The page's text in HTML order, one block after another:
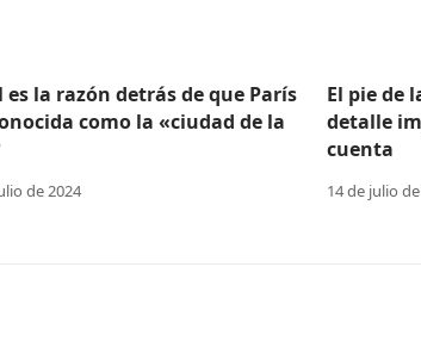
es la razón detrás de que París
como la «ciudad de la
de 2024
El pie de
detalle
cuenta
14 de julio